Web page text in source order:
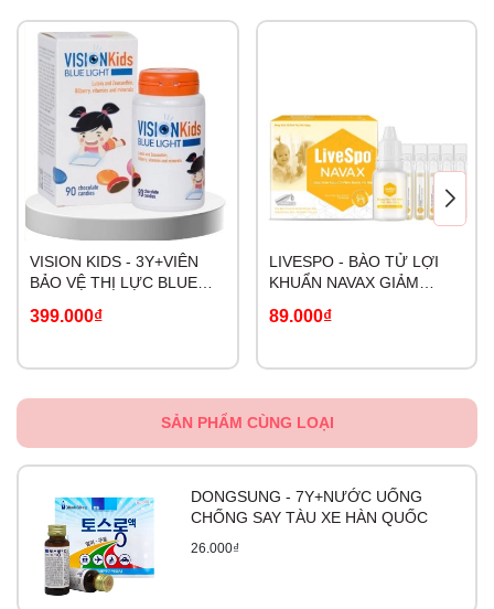
VISION KIDS - 3Y+VIÊN
BẢO VỆ THỊ LỰC BLUE
399.000₫
LIVESPO - BÀO TỬ LỢI
KHUẨN NAVAX GIẢM
HÔ HẤP
89.000₫
SẢN PHẨM CÙNG LOẠI
DONGSUNG - 7Y+NƯỚC UỐNG
CHỐNG SAY TÀU XE HÀN QUỐC
26.000₫